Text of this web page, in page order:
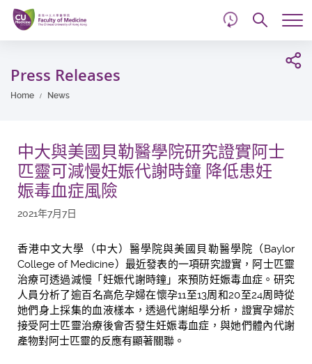
Skip
main
content
Press Releases
Home News
中大與美國貝勒醫學院研究證實阿士
匹靈可減慢妊娠代謝時鐘 降低患妊
娠毒血症風險
2021年7月7日
香港中文大學（中大）醫學院與美國貝勒醫學院（Baylor
College of Medicine）最近發表的一項研究證實，阿士匹靈
治療可透過減慢「妊娠代謝時鐘」來預防妊娠毒血症。研究
人員分析了逾百名高危孕婦在懷孕11至13周和20至24周時從
她們身上採集的血液樣本，透過代謝組學分析，證實孕婦於
接受阿士匹靈治療後會否發生妊娠毒血症，與她們體內代謝
產物對阿士匹靈的反應有顯著關聯。